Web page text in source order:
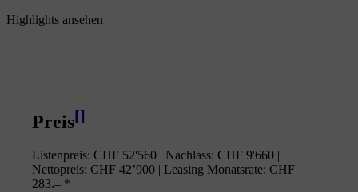
Highlights ansehen
Preis[]
Listenpreis: CHF 52'560 | Nachlass: CHF 9'660 |
Nettopreis: CHF 42’900 | Leasing Monatsrate: CHF
283.– *